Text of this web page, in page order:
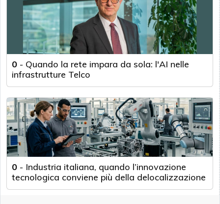
0 - Quando la rete impara da sola: l'AI nelle
infrastrutture Telco
0 - Industria italiana, quando l’innovazione
tecnologica conviene più della delocalizzazione